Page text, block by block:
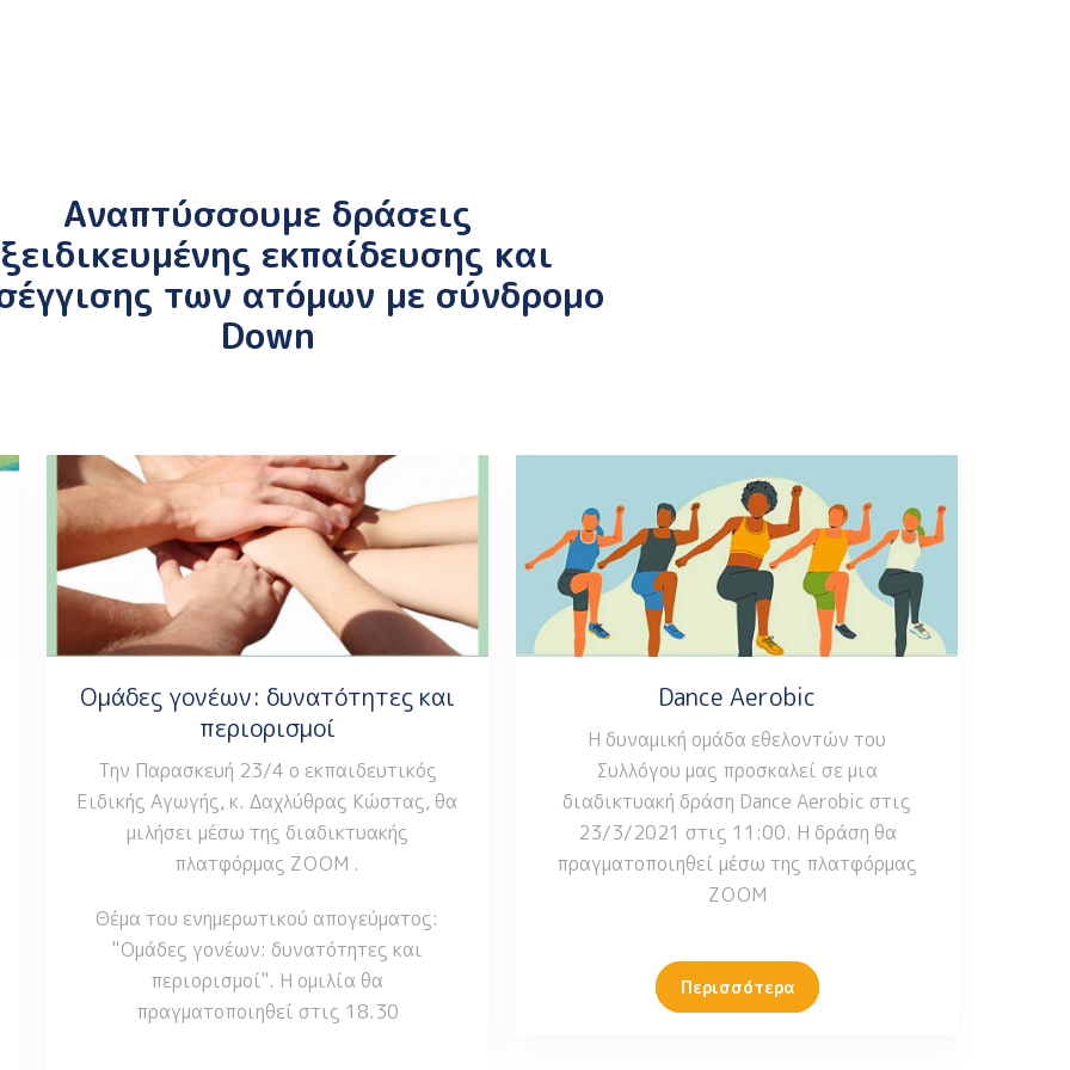
Αναπτύσσουμε δράσεις
εκπαίδευσης και
των ατόμων με σύνδρομο
Down
Ομάδες γονέων: δυνατότητες και
περιορισμοί
Την Παρασκευή 23/4 ο εκπαιδευτικός
Ειδικής Αγωγής, κ. Δαχλύθρας Κώστας, θα
μιλήσει μέσω της διαδικτυακής
πλατφόρμας ΖΟΟΜ .
Θέμα του ενημερωτικού απογεύματος:
"Ομάδες γονέων: δυνατότητες και
περιορισμοί". Η ομιλία θα
πραγματοποιηθεί στις 18.30
Dance Aerobic
Η δυναμική ομάδα εθελοντών του
Συλλόγου μας προσκαλεί σε μια
διαδικτυακή δράση Dance Aerobic στις
23/3/2021 στις 11:00. Η δράση θα
πραγματοποιηθεί μέσω της πλατφόρμας
ΖΟΟΜ
Περισσότερα